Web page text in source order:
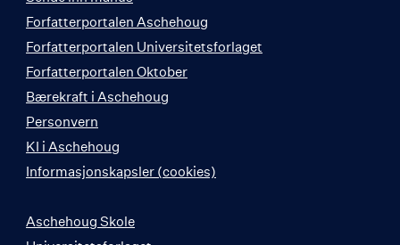
Forfatterportalen Aschehoug
Forfatterportalen Universitetsforlaget
Forfatterportalen Oktober
Bærekraft i Aschehoug
Personvern
KI i Aschehoug
Informasjonskapsler (cookies)
Aschehoug Skole